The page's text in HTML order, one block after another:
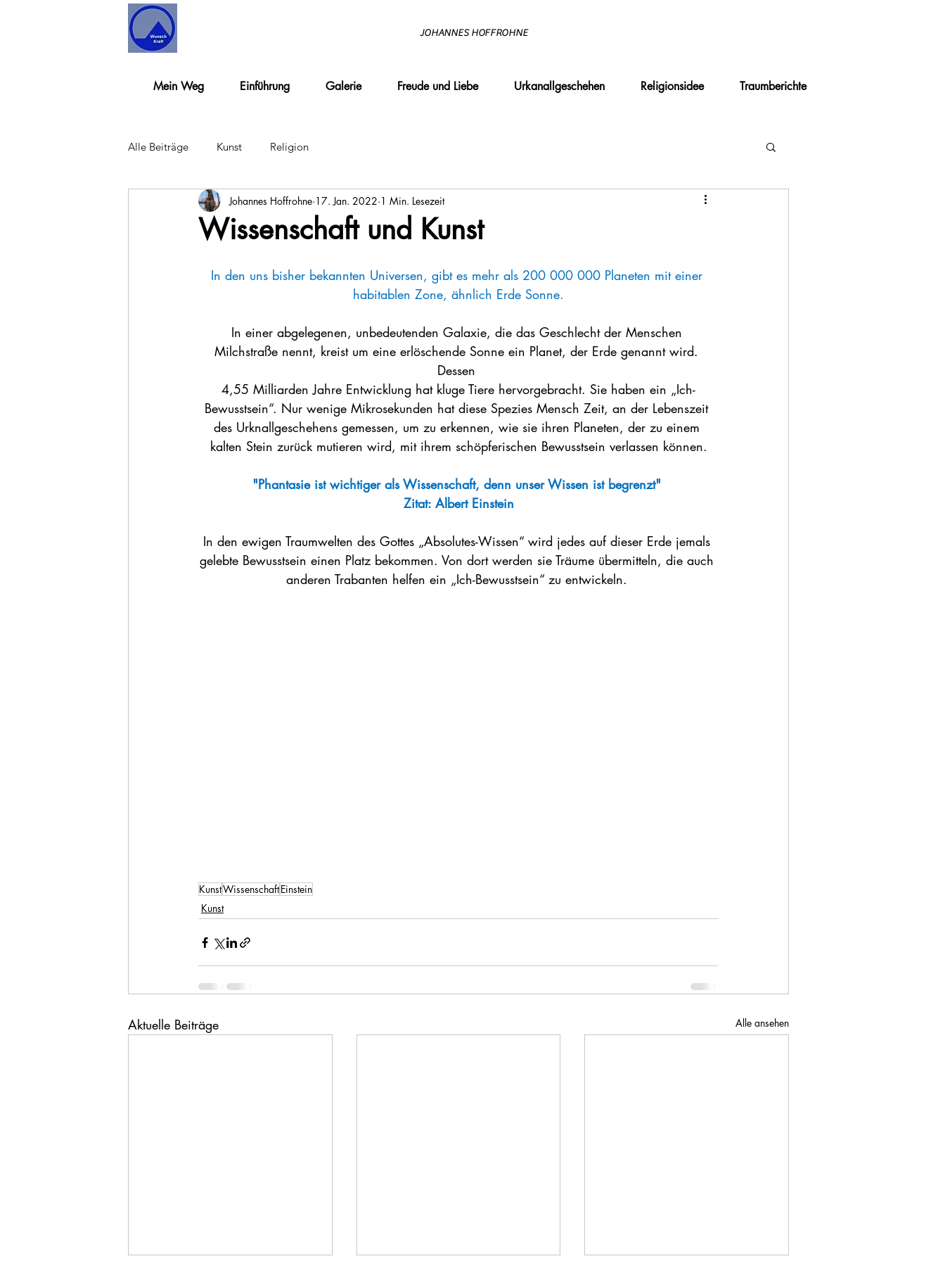
JOHANNES HOFFROHNE
Mein Weg Einführung Galerie Freude und Liebe Urkanallgeschehen Religionsidee Traumberichte
Alle Beiträge Kunst Religion
Wissenschaft und Kunst
Johannes Hoffrohne 17. Jan. 2022 1 Min. Lesezeit
In den uns bisher bekannten Universen, gibt es mehr als 200 000 000 Planeten mit einer
habitablen Zone, ähnlich Erde Sonne.
In einer abgelegenen, unbedeutenden Galaxie, die das Geschlecht der Menschen
Milchstraße nennt, kreist um eine erlöschende Sonne ein Planet, der Erde genannt wird.
Dessen
4,55 Milliarden Jahre Entwicklung hat kluge Tiere hervorgebracht. Sie haben ein „Ich-
Bewusstsein“. Nur wenige Mikrosekunden hat diese Spezies Mensch Zeit, an der Lebenszeit
des Urknallgeschehens gemessen, um zu erkennen, wie sie ihren Planeten, der zu einem
kalten Stein zurück mutieren wird, mit ihrem schöpferischen Bewusstsein verlassen können.
"Phantasie ist wichtiger als Wissenschaft, denn unser Wissen ist begrenzt"
Zitat: Albert Einstein
In den ewigen Traumwelten des Gottes „Absolutes-Wissen“ wird jedes auf dieser Erde jemals
gelebte Bewusstsein einen Platz bekommen. Von dort werden sie Träume übermitteln, die auch
anderen Trabanten helfen ein „Ich-Bewusstsein“ zu entwickeln.
KunstWissenschaftEinstein
Kunst
Aktuelle Beiträge Alle ansehen